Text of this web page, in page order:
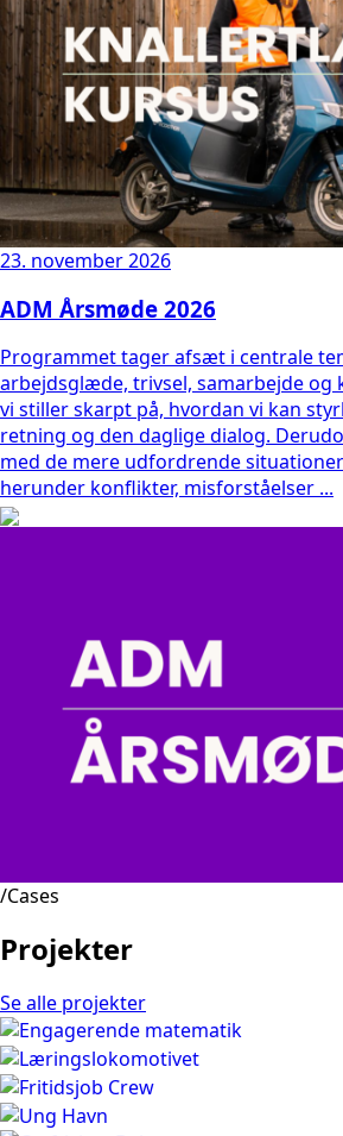
23. november 2026
ADM Årsmøde 2026
Programmet tager afsæt i centrale
arbejdsglæde, trivsel, samarbejde og
vi stiller skarpt på, hvordan vi kan
retning og den daglige dialog.
med de mere udfordrende
herunder konflikter, misforståelser ...
/Cases
Projekter
Se alle projekter